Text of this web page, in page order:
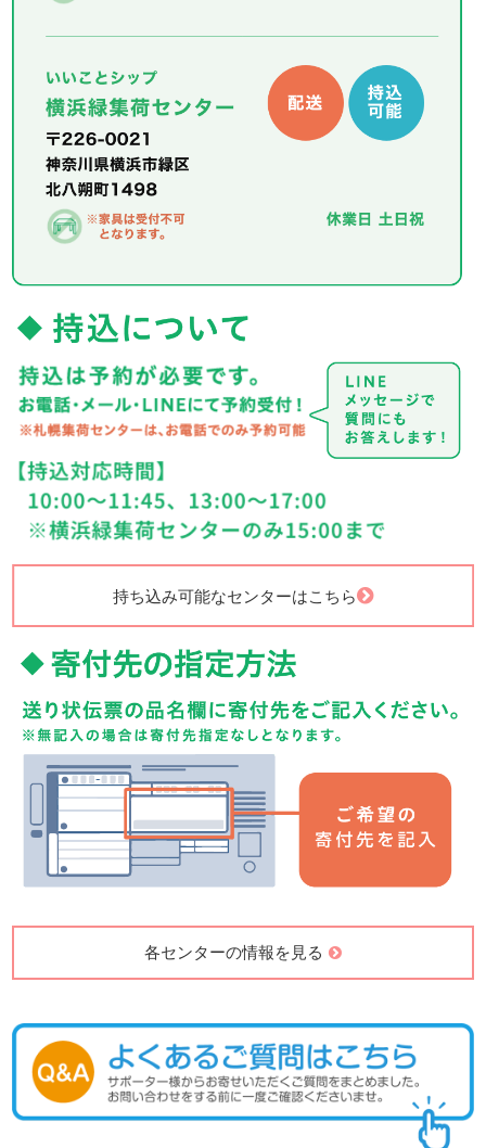
持ち込み可能なセンターはこちら
各センターの情報を見る